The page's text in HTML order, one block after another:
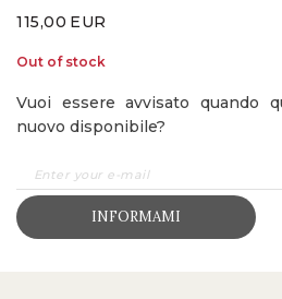
115,00 EUR
Out of stock
Vuoi essere avvisato quando
nuovo disponibile?
INFORMAMI